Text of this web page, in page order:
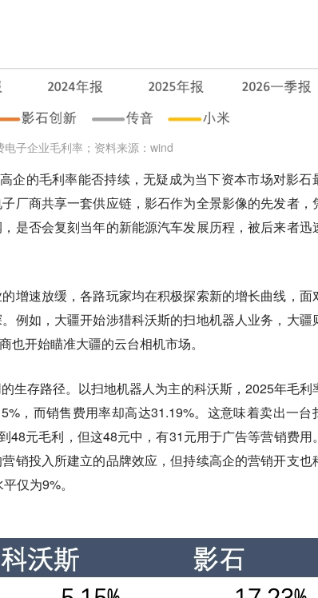
电子企业毛利率；资料来源：wind
企的毛利率能否持续，无疑成为当下资本市场对影石
厂商共享一套供应链，影石作为全景影像的先发者，
是否会复刻当年的新能源汽车发展历程，被后来者迅
增速放缓，各路玩家均在积极探索新的增长曲线，面
例如，大疆开始涉猎科沃斯的扫地机器人业务，大疆
也开始瞄准大疆的云台相机市场。
生存路径。以扫地机器人为主的科沃斯，2025年毛利
，而销售费用率却高达31.19%。这意味着卖出一台
48元毛利，但这48元中，有31元用于广告等营销费用
销投入所建立的品牌效应，但持续高企的营销开支也
仅为9%。